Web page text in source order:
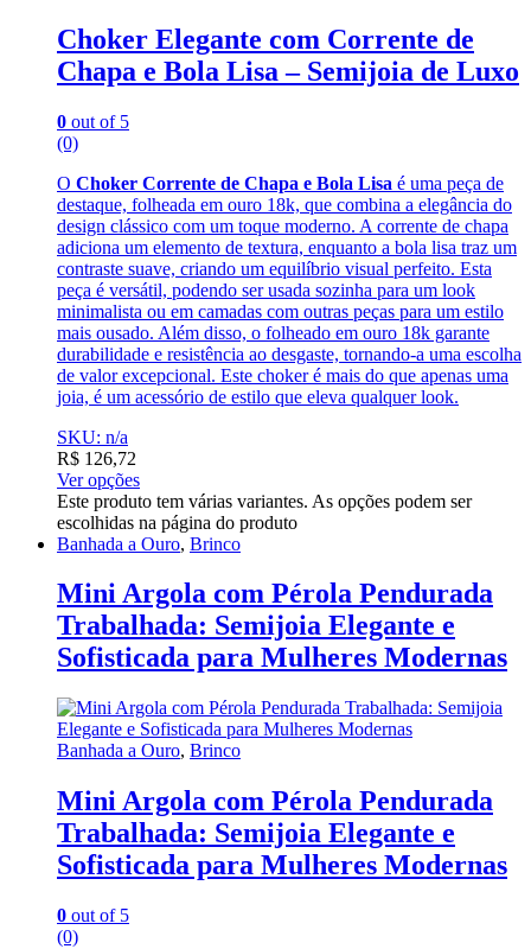
Choker Elegante com Corrente de
Chapa e Bola Lisa – Semijoia de Luxo
0 out of 5
(0)
O Choker Corrente de Chapa e Bola Lisa é uma peça de
destaque, folheada em ouro 18k, que combina a elegância do
design clássico com um toque moderno. A corrente de chapa
adiciona um elemento de textura, enquanto a bola lisa traz um
contraste suave, criando um equilíbrio visual perfeito. Esta
peça é versátil, podendo ser usada sozinha para um look
minimalista ou em camadas com outras peças para um estilo
mais ousado. Além disso, o folheado em ouro 18k garante
durabilidade e resistência ao desgaste, tornando-a uma escolha
de valor excepcional. Este choker é mais do que apenas uma
joia, é um acessório de estilo que eleva qualquer look.
SKU: n/a
R$ 126,72
Ver opções
Este produto tem várias variantes. As opções podem ser
escolhidas na página do produto
Banhada a Ouro, Brinco
Mini Argola com Pérola Pendurada
Trabalhada: Semijoia Elegante e
Sofisticada para Mulheres Modernas
Banhada a Ouro, Brinco
Mini Argola com Pérola Pendurada
Trabalhada: Semijoia Elegante e
Sofisticada para Mulheres Modernas
0 out of 5
(0)